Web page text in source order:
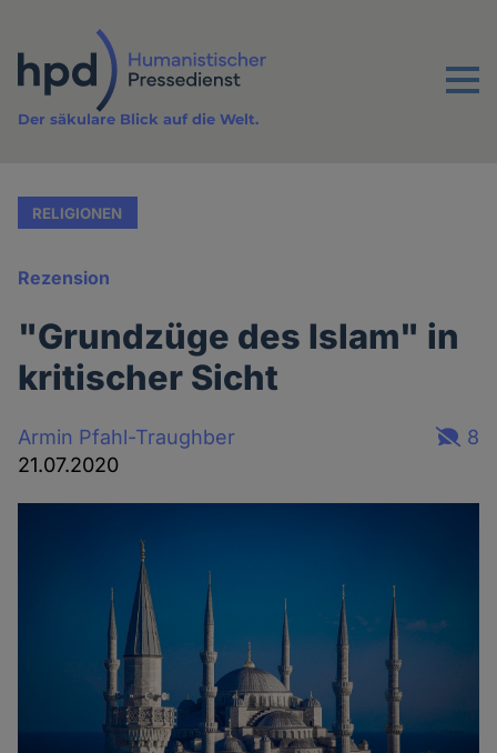
Inhalt
Menu
Der säkulare Blick auf die Welt.
RELIGIONEN
Rezension
"Grundzüge des Islam" in
kritischer Sicht
Armin Pfahl-Traughber
21.07.2020
8